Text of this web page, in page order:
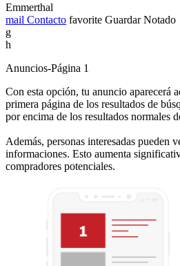
Emmerthal
mail Contacto favorite Guardar Notado
g
h
Anuncios-Página 1
Con esta opción, tu anuncio aparecerá
primera página de los resultados de
por encima de los resultados normales
Además, personas interesadas pueden
informaciones. Esto aumenta
compradores potenciales.